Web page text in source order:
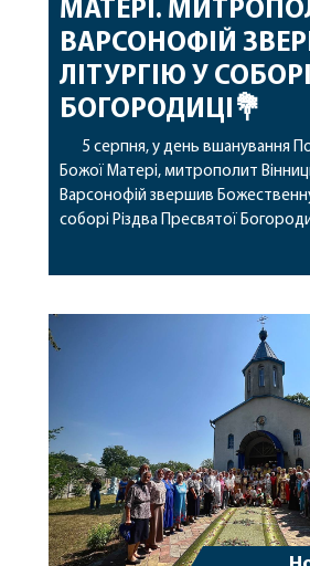
МАТЕРІ.
ВАРСОНОФІЙ
ЛІТУРГІЮ У
БОГОРОДИЦІ💐
5 серпня, у день вшанування
Божої Матері, митрополит
Варсонофій звершив Божественну
соборі Різдва Пресвятої
Його Високопреосвященству
священному сані. Під час
особливі молитви за мир в Україні,